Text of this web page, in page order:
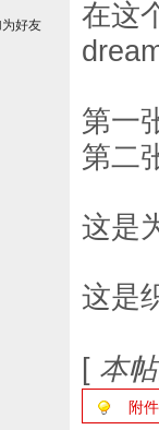
好友
在这
第一
第二
这是
这是
[本帖
附